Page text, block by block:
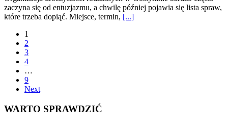
zaczyna się od entuzjazmu, a chwilę później pojawia się lista spraw,
które trzeba dopiąć. Miejsce, termin, [...]
Posts
navigation
1
2
3
4
…
9
Next
WARTO SPRAWDZIĆ